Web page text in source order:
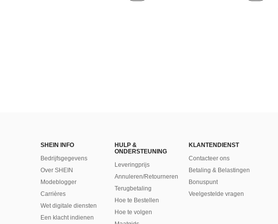
SHEIN INFO
Bedrijfsgegevens
Over SHEIN
Modeblogger
Carrières
Wet digitale diensten
Een klacht indienen
HULP &
ONDERSTEUNING
Leveringprijs
Annuleren/Retourneren
Terugbetaling
Hoe te Bestellen
Hoe te volgen
KLANTENDIENST
Contacteer ons
Betaling & Belastingen
Bonuspunt
Veelgestelde vragen